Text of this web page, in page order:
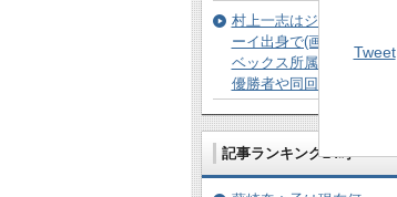
Tweet
村上一志はジュノンボ
ーイ出身で(画像)元エイ
ベックス所属。20回の
優勝者や同回出身は。
記事ランキング24時